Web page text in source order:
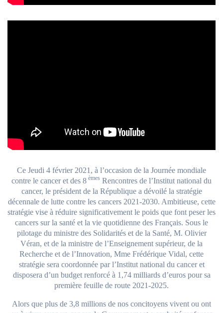
Ce Jeudi 4 février 2021, à l’occasion de la Journée mondiale
contre le cancer et des 8 èmes Rencontres de l’Institut national du
cancer, le président de la République a dévoilé la stratégie
décennale de lutte contre les cancers 2021-2030. Ambitieuse, cette
stratégie vise à réduire significativement le poids que font peser les
cancers sur la santé et la vie quotidienne des Français. Sous le
pilotage du ministre des Solidarités et de la Santé, M. Olivier
Véran, et de la ministre de l’Enseignement supérieur, de la
Recherche et de l’Innovation, Mme Frédérique Vidal, cette
stratégie sera coordonnée par l’Institut national du cancer et
disposera d’un budget renforcé à 1,74 milliards d’euros pour sa
première feuille de route 2021-2025.
Alors que plus de 3,8 millions de nos concitoyens vivent ou ont